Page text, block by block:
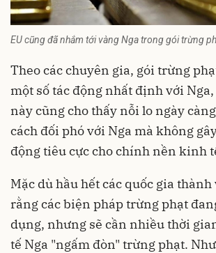
EU cũng đã nhắm tới vàng Nga trong gói trừng
Theo các chuyên gia, gói trừng
một số tác động nhất định với
này cũng cho thấy nỗi lo ngày
cách đối phó với Nga mà không
động tiêu cực cho chính nền kinh
Mặc dù hầu hết các quốc gia
rằng các biện pháp trừng phạt
dụng, nhưng sẽ cần nhiều thời
tế Nga "ngấm đòn" trừng phạt.